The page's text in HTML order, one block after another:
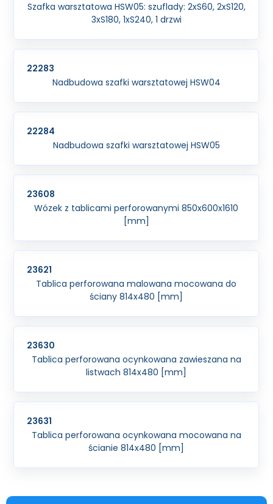
Szafka warsztatowa HSW05: szuflady: 2xS60, 2xS120,
3xS180, 1xS240, 1 drzwi
22283
Nadbudowa szafki warsztatowej HSW04
22284
Nadbudowa szafki warsztatowej HSW05
23608
Wózek z tablicami perforowanymi 850x600x1610
[mm]
23621
Tablica perforowana malowana mocowana do
ściany 814x480 [mm]
23630
Tablica perforowana ocynkowana zawieszana na
listwach 814x480 [mm]
23631
Tablica perforowana ocynkowana mocowana na
ścianie 814x480 [mm]